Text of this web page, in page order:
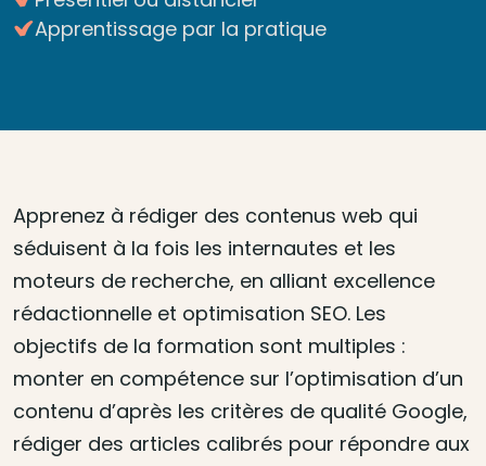
Apprentissage par la pratique
Apprenez à rédiger des contenus web qui
séduisent à la fois les internautes et les
moteurs de recherche, en alliant excellence
rédactionnelle et optimisation SEO. Les
objectifs de la formation sont multiples :
monter en compétence sur l’optimisation d’un
contenu d’après les critères de qualité Google,
rédiger des articles calibrés pour répondre aux